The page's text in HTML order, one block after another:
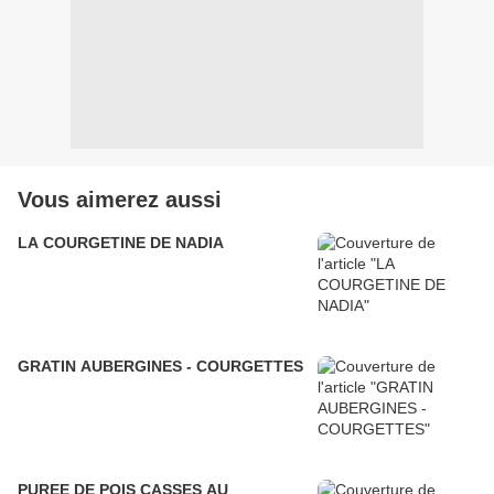
Vous aimerez aussi
LA COURGETINE DE NADIA
GRATIN AUBERGINES - COURGETTES
PUREE DE POIS CASSES AU